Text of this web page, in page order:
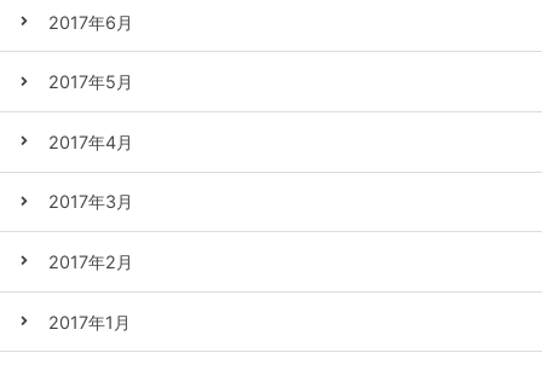
2017年6月
2017年5月
2017年4月
2017年3月
2017年2月
2017年1月